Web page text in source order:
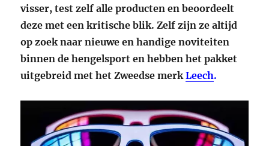
visser, test zelf alle producten en beoordeelt
deze met een kritische blik. Zelf zijn ze altijd
op zoek naar nieuwe en handige noviteiten
binnen de hengelsport en hebben het pakket
uitgebreid met het Zweedse merkLeech.